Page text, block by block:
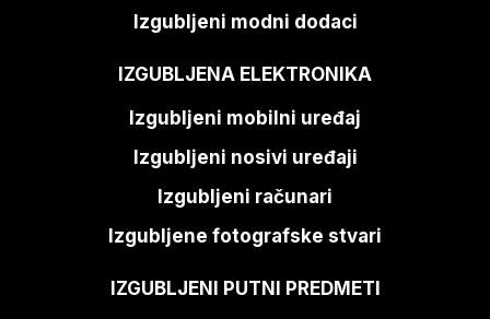
Izgubljeni modni dodaci
IZGUBLJENA ELEKTRONIKA
Izgubljeni mobilni uređaj
Izgubljeni nosivi uređaji
Izgubljeni računari
Izgubljene fotografske stvari
IZGUBLJENI PUTNI PREDMETI